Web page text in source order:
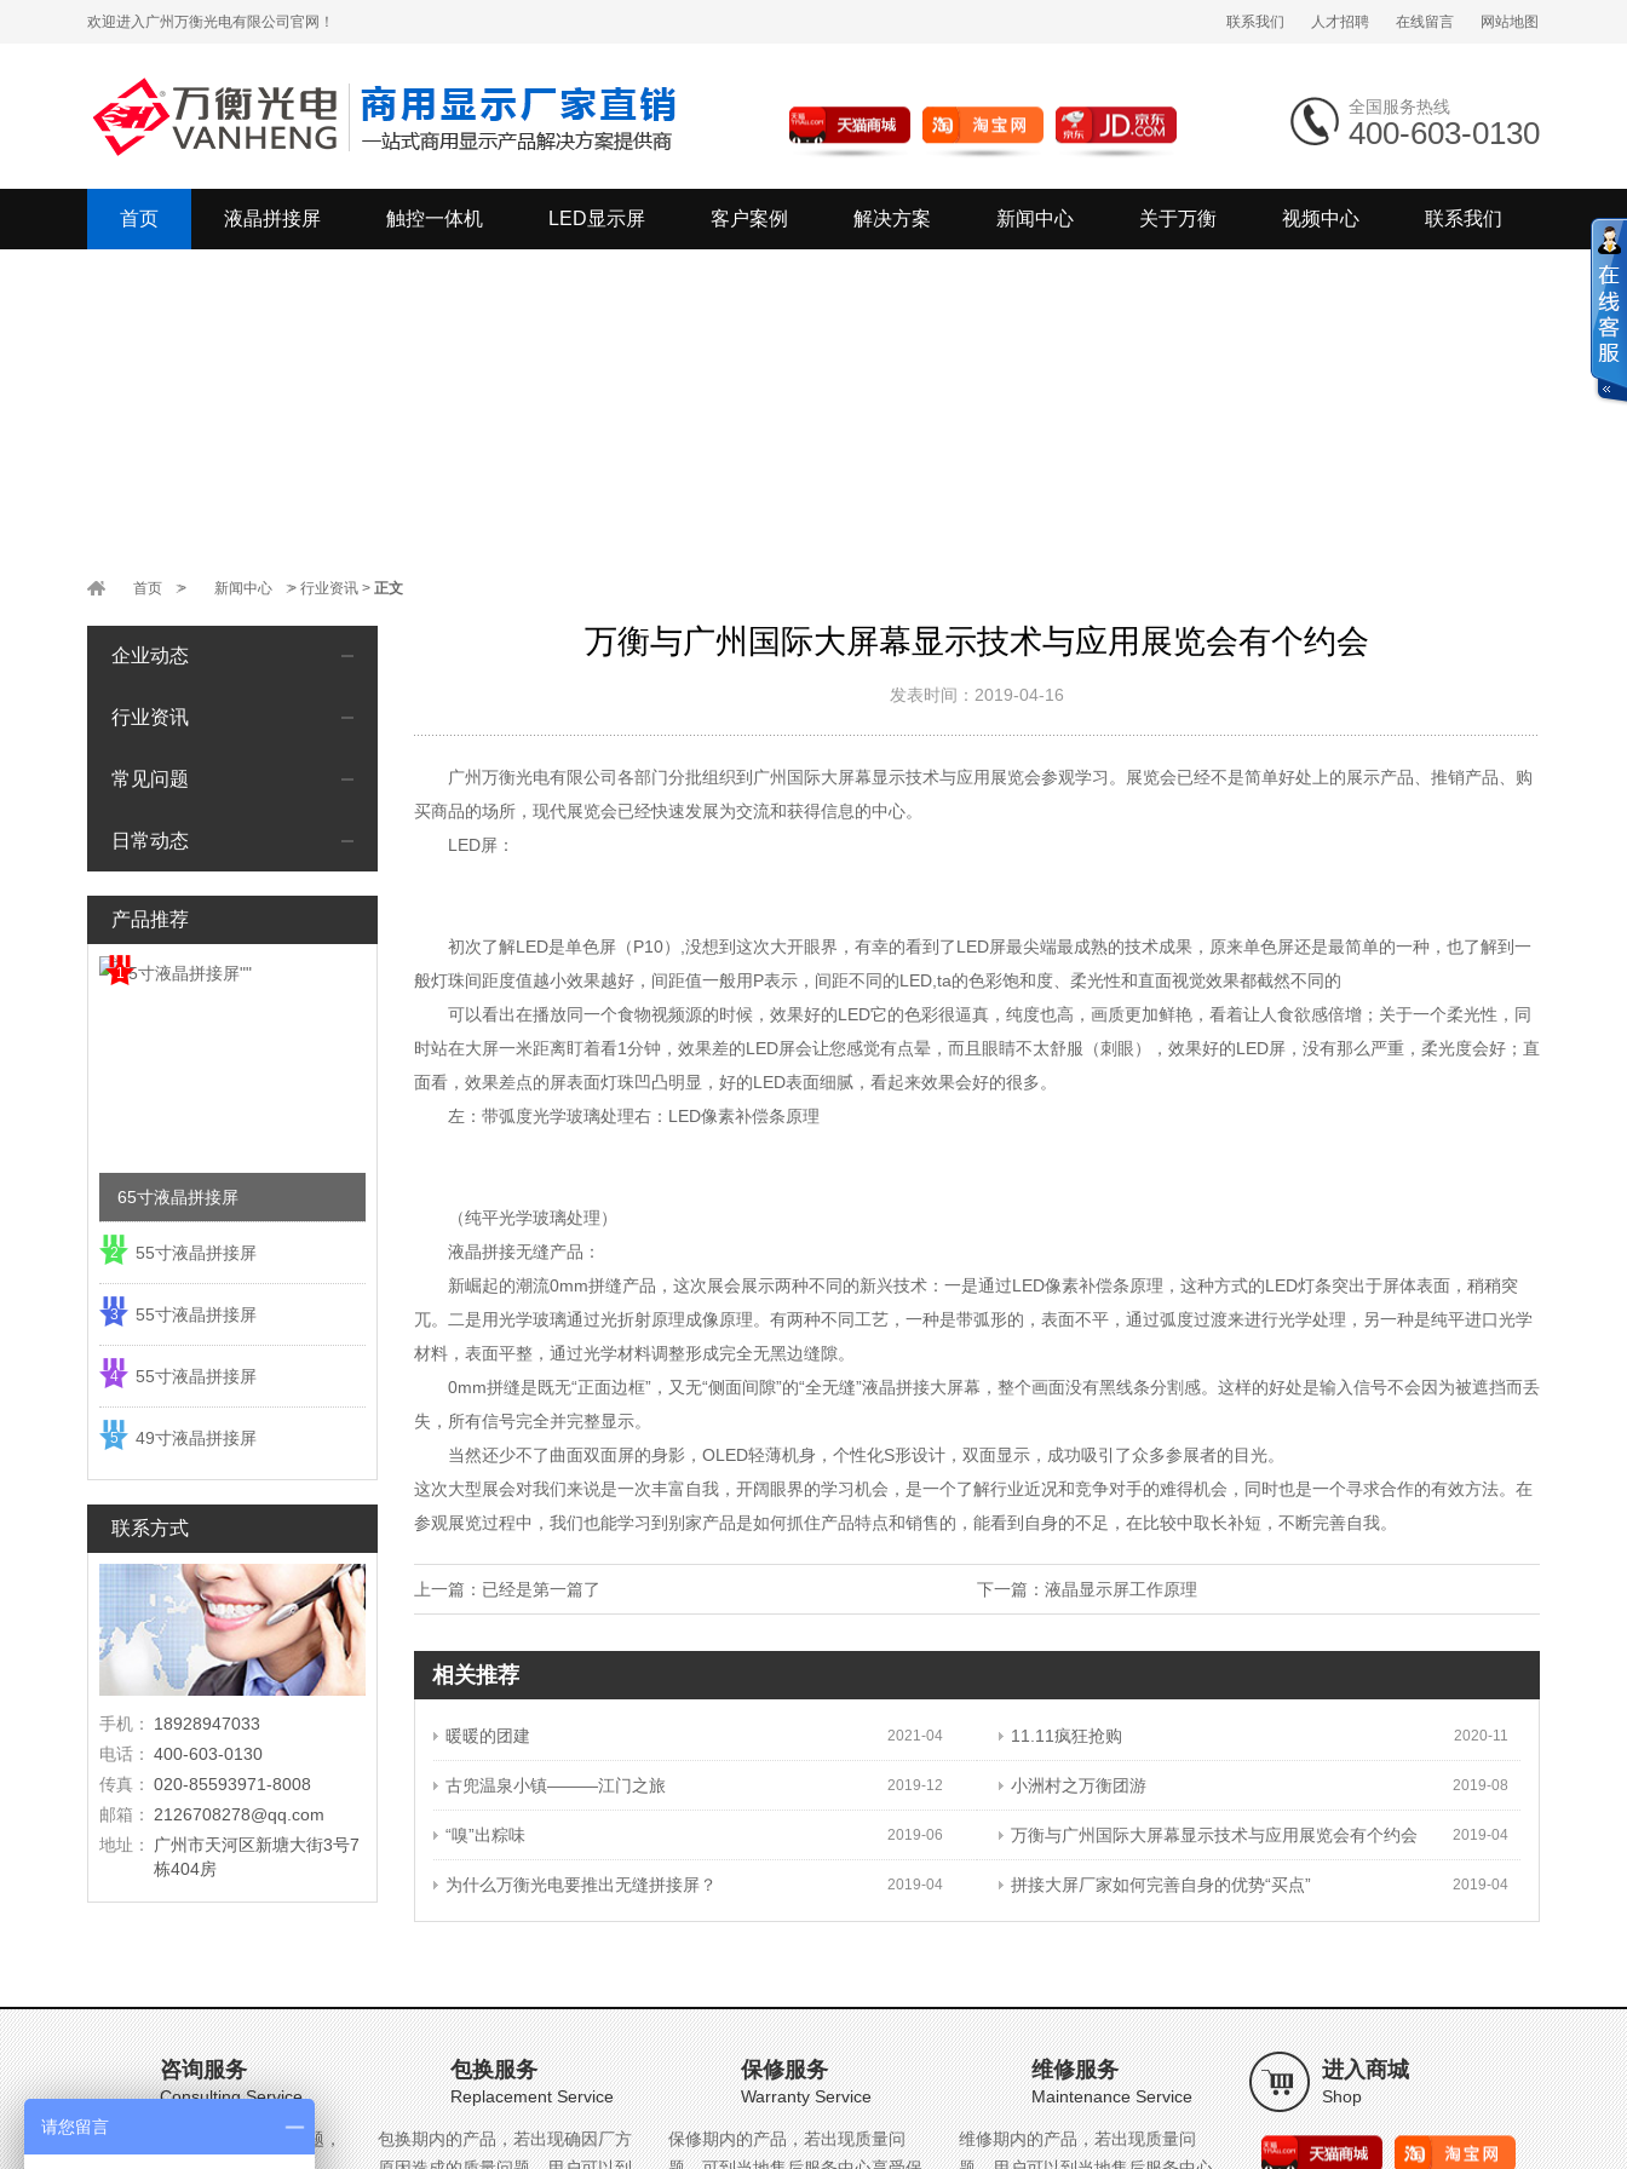
欢迎进入广州万衡光电有限公司官网！ 联系我们 人才招聘 在线留言 网站地图
全国服务热线
400-603-0130
首页 液晶拼接屏 触控一体机 LED显示屏 客户案例 解决方案 新闻中心 关于万衡 视频中心 联系我们
首页 > 新闻中心 > 行业资讯 > 正文
企业动态
行业资讯
常见问题
日常动态
产品推荐
1
65寸液晶拼接屏
2 55寸液晶拼接屏
3 55寸液晶拼接屏
4 55寸液晶拼接屏
5 49寸液晶拼接屏
联系方式
手机：
18928947033
电话： 400-603-0130
传真： 020-85593971-8008
邮箱：
2126708278@qq.com
地址：
广州市天河区新塘大街3号7
栋404房
万衡与广州国际大屏幕显示技术与应用展览会有个约会
发表时间：2019-04-16
广州万衡光电有限公司各部门分批组织到广州国际大屏幕显示技术与应用展览会参观学习。展览会已经不是简单好处上的展示产品、推销产品、购
买商品的场所，现代展览会已经快速发展为交流和获得信息的中心。
LED屏：
初次了解LED是单色屏（P10）,没想到这次大开眼界，有幸的看到了LED屏最尖端最成熟的技术成果，原来单色屏还是最简单的一种，也了解到一
般灯珠间距度值越小效果越好，间距值一般用P表示，间距不同的LED,ta的色彩饱和度、柔光性和直面视觉效果都截然不同的
可以看出在播放同一个食物视频源的时候，效果好的LED它的色彩很逼真，纯度也高，画质更加鲜艳，看着让人食欲感倍增；关于一个柔光性，同
时站在大屏一米距离盯着看1分钟，效果差的LED屏会让您感觉有点晕，而且眼睛不太舒服（刺眼），效果好的LED屏，没有那么严重，柔光度会好；直
面看，效果差点的屏表面灯珠凹凸明显，好的LED表面细腻，看起来效果会好的很多。
左：带弧度光学玻璃处理右：LED像素补偿条原理
（纯平光学玻璃处理）
液晶拼接无缝产品：
新崛起的潮流0mm拼缝产品，这次展会展示两种不同的新兴技术：一是通过LED像素补偿条原理，这种方式的LED灯条突出于屏体表面，稍稍突
兀。二是用光学玻璃通过光折射原理成像原理。有两种不同工艺，一种是带弧形的，表面不平，通过弧度过渡来进行光学处理，另一种是纯平进口光学
材料，表面平整，通过光学材料调整形成完全无黑边缝隙。
0mm拼缝是既无“正面边框”，又无“侧面间隙”的“全无缝”液晶拼接大屏幕，整个画面没有黑线条分割感。这样的好处是输入信号不会因为被遮挡而丢
失，所有信号完全并完整显示。
当然还少不了曲面双面屏的身影，OLED轻薄机身，个性化S形设计，双面显示，成功吸引了众多参展者的目光。
这次大型展会对我们来说是一次丰富自我，开阔眼界的学习机会，是一个了解行业近况和竞争对手的难得机会，同时也是一个寻求合作的有效方法。在
参观展览过程中，我们也能学习到别家产品是如何抓住产品特点和销售的，能看到自身的不足，在比较中取长补短，不断完善自我。
下一篇： 液晶显示屏工作原理
上一篇： 已经是第一篇了
相关推荐
2021-04
暖暖的团建 2020-11
11.11疯狂抢购
2019-12
古兜温泉小镇———江门之旅 2019-08
小洲村之万衡团游
2019-06
“嗅”出粽味 2019-04
万衡与广州国际大屏幕显示技术与应用展览会有个约会
2019-04
为什么万衡光电要推出无缝拼接屏？ 2019-04
拼接大屏厂家如何完善自身的优势“买点”
咨询服务
Consulting Service
用户在使用过程中遇到任何问题，
包换服务
Replacement Service
包换期内的产品，若出现确因厂方
保修服务
Warranty Service
保修期内的产品，若出现质量问
维修服务
Maintenance Service
维修期内的产品，若出现质量问
进入商城
Shop
请您留言